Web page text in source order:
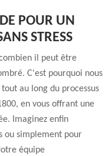
POUR UN
STRESS
il peut être
C'est pourquoi nous
au long du processus
en vous offrant une
Imaginez enfin
ou simplement pour
équipe